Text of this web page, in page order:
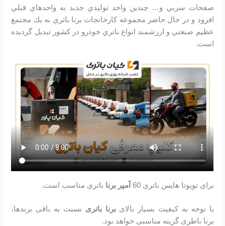
صفحات سربي و… چندين واحد توليدي جديد به واحدهاي قبلي
افزود و در حال حاضر مجموعه كارخانجات برنا باتري به يك مجتمع
عظيم صنعتي و ارزشمند انواع باتري خودرو در کشور تبديل گرديده
است.
برای تویوتا هایس باتری 60 آمپر برنا باتری مناسب است.
با توجه به کیفیت بسیار بالایبرنا باتری نسبت به باقی برندها،
برنا باطری گزینه مناسبی خواهد بود.